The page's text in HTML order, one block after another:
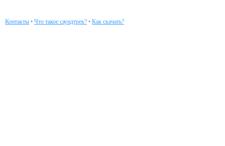
Контакты • Что такое саундтрек? • Как скачать?